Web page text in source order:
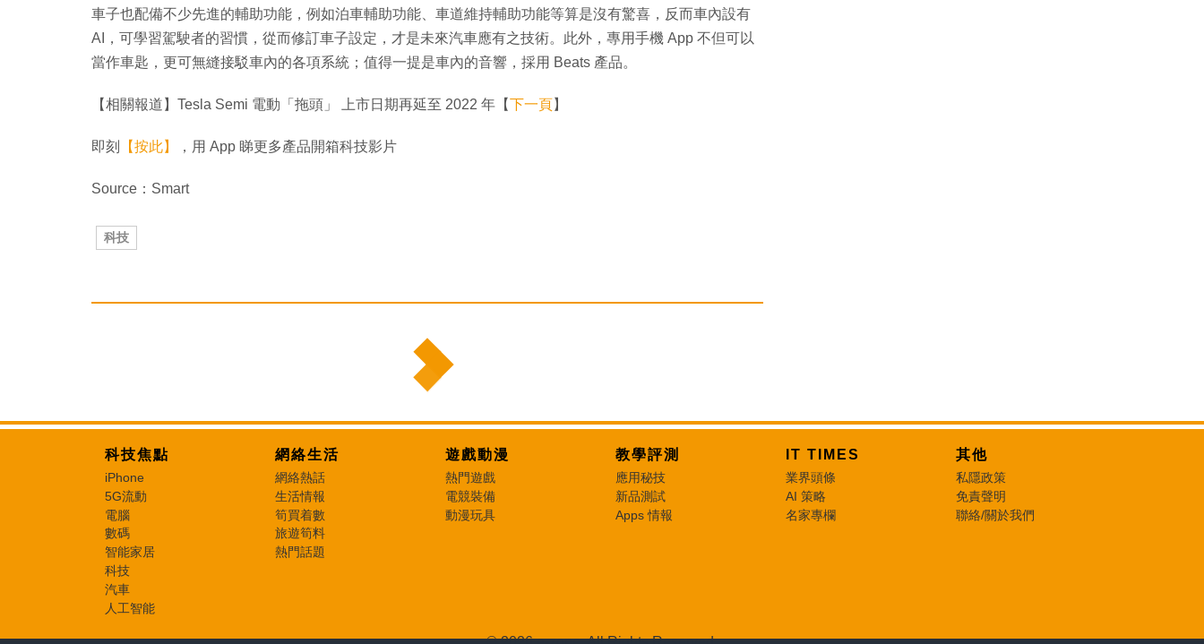
車子也配備不少先進的輔助功能，例如泊車輔助功能、車道維持輔助功能等算是沒有驚喜，反而車內設有
AI，可學習駕駛者的習慣，從而修訂車子設定，才是未來汽車應有之技術。此外，專用手機 App 不但可以
當作車匙，更可無縫接駁車內的各項系統；值得一提是車內的音響，採用 Beats 產品。
【相關報道】Tesla Semi 電動「拖頭」 上市日期再延至 2022 年【下一頁】
即刻 【按此】 ，用 App 睇更多產品開箱科技影片
Source：Smart
科技
科技焦點
iPhone
5G流動
電腦
數碼
智能家居
科技
汽車
人工智能
網絡生活
網絡熱話
生活情報
筍買着數
旅遊筍料
熱門話題
遊戲動漫
熱門遊戲
電競裝備
動漫玩具
教學評測
應用秘技
新品測試
Apps 情報
IT TIMES
業界頭條
AI 策略
名家專欄
其他
私隱政策
免責聲明
聯絡/關於我們